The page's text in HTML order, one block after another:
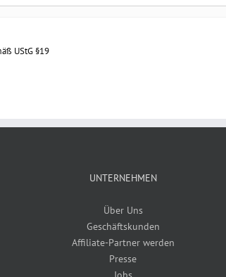
UStG §19
UNTERNEHMEN
Über Uns
Geschäftskunden
Affiliate-Partner werden
Presse